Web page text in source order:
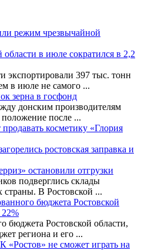
режим чрезвычайной
области в июле сократился в 2,2
экспортировали 397 тыс. тонн
в июле не самого ...
зерна в госфонд
донским производителям
после ...
косметику «Глория
ростовская заправка и
остановили отгрузки
подверглись склады
страны. В Ростовской ...
бюджета Ростовской
22%
бюджета Ростовской области,
региона и его ...
«Ростов» не сможет играть на